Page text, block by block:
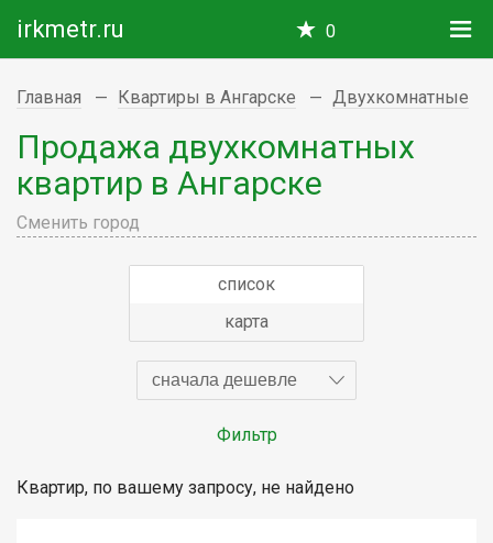
irkmetr.ru 0
Главная Квартиры в Ангарске Двухкомнатные
Продажа двухкомнатных
квартир в Ангарске
Сменить город
список
карта
сначала дешевле
Фильтр
Квартир, по вашему запросу, не найдено